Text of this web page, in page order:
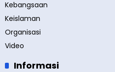
Kebangsaan
Keislaman
Organisasi
Video
Informasi